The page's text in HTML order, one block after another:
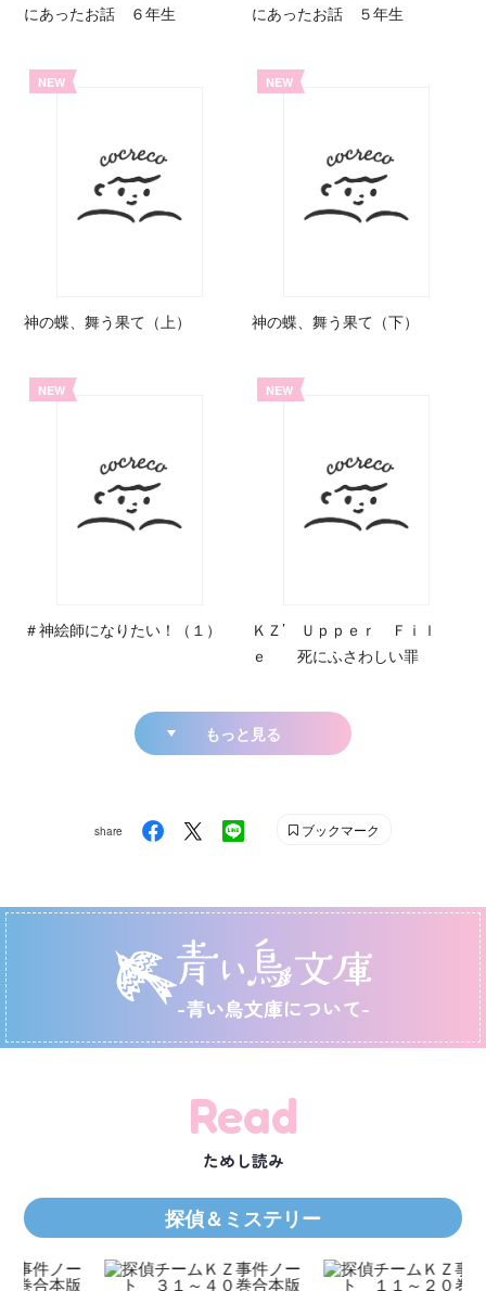
にあったお話 ６年生
にあったお話 ５年生
NEW
神の蝶、舞う果て（上）
NEW
神の蝶、舞う果て（下）
NEW
＃神絵師になりたい！（１）
NEW
ＫＺ’ Ｕｐｐｅｒ Ｆｉｌ
ｅ 死にふさわしい罪
もっと見る
share ブックマーク
-青い鳥文庫について-
Read
ためし読み
探偵＆ミステリー